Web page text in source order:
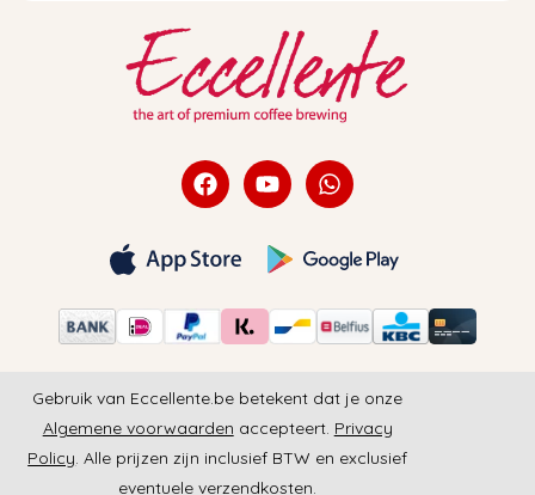
Gebruik van Eccellente.be betekent dat je onze
Algemene voorwaarden accepteert. Privacy
Policy. Alle prijzen zijn inclusief BTW en exclusief
eventuele verzendkosten.